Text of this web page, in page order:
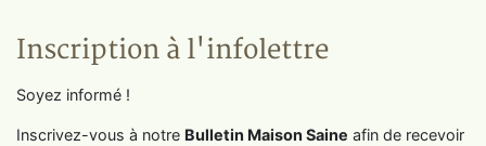
Inscription à l'infolettre
Soyez informé !
Inscrivez-vous à notre Bulletin Maison Saine afin de recevoir